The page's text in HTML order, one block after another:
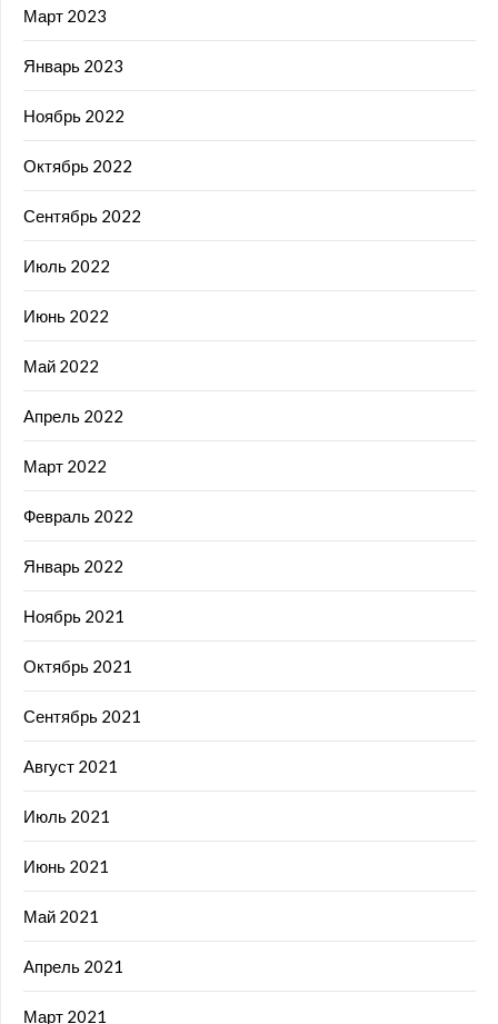
Март 2023
Январь 2023
Ноябрь 2022
Октябрь 2022
Сентябрь 2022
Июль 2022
Июнь 2022
Май 2022
Апрель 2022
Март 2022
Февраль 2022
Январь 2022
Ноябрь 2021
Октябрь 2021
Сентябрь 2021
Август 2021
Июль 2021
Июнь 2021
Май 2021
Апрель 2021
Март 2021